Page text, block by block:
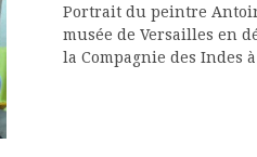
Portrait du peintre
musée de Versailles en
la Compagnie des Indes